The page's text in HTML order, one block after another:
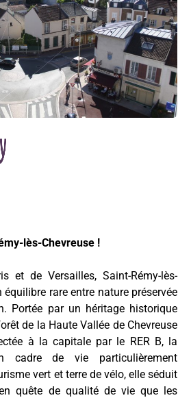
lès-Chevreuse !
et de Versailles, Saint-Rémy-lès-
équilibre rare entre nature préservée
Portée par un héritage historique
de la Haute Vallée de Chevreuse
à la capitale par le RER B, la
cadre de vie particulièrement
vert et terre de vélo, elle séduit
quête de qualité de vie que les